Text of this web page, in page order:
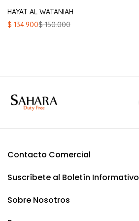
HAYAT AL WATANIAH
$150.000
El
$ 134.900
El
Contacto Comercial
Suscríbete al Boletín Informativo
Sobre Nosotros